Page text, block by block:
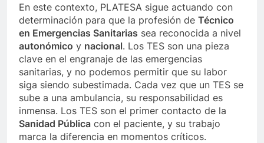
En este contexto, PLATESA sigue actuando con
determinación para que la profesión de Técnico
en Emergencias Sanitarias sea reconocida a nivel
autonómico y nacional. Los TES son una pieza
clave en el engranaje de las emergencias
sanitarias, y no podemos permitir que su labor
siga siendo subestimada. Cada vez que un TES se
sube a una ambulancia, su responsabilidad es
inmensa. Los TES son el primer contacto de la
Sanidad Pública con el paciente, y su trabajo
marca la diferencia en momentos críticos.